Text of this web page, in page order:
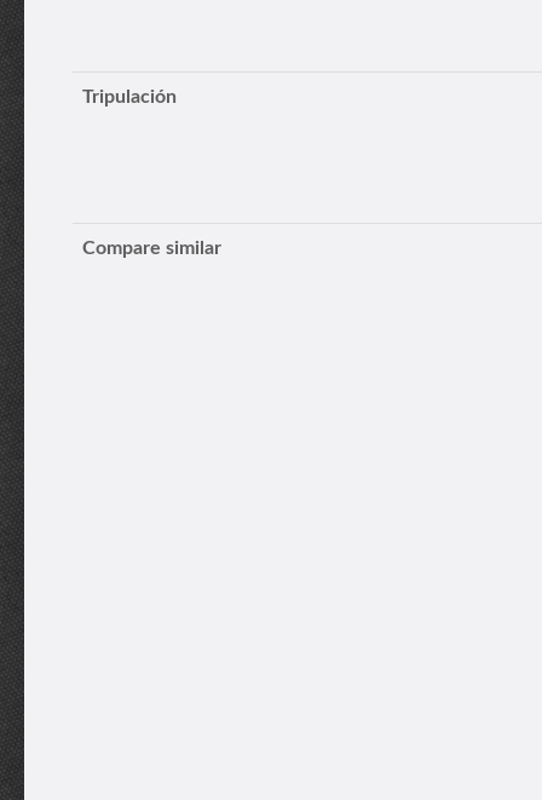
Tripulación
Compare similar